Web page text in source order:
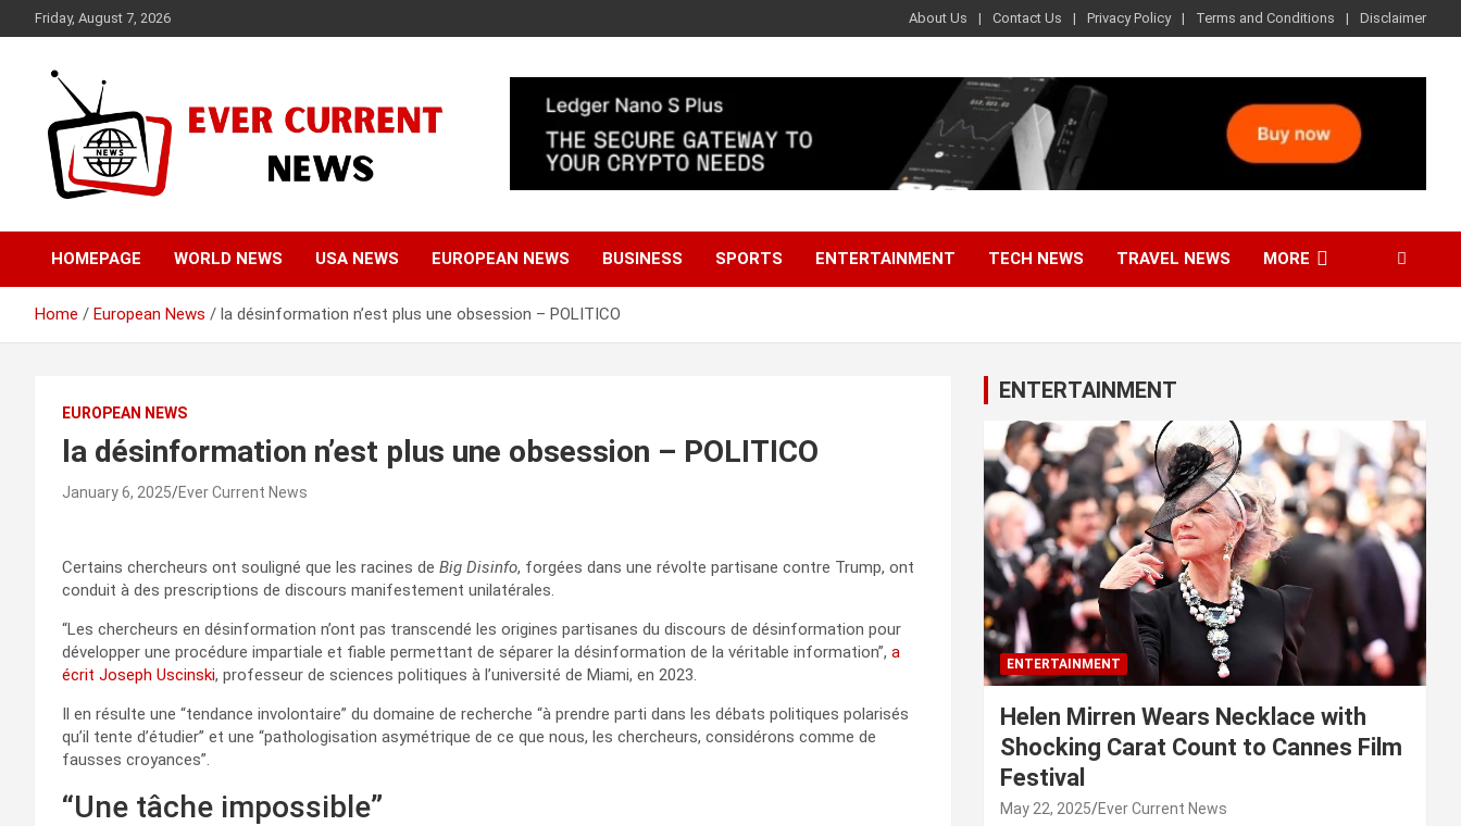
to
Friday, August 7, 2026 About Us Contact Us Privacy Policy Terms and Conditions Disclaimer
Ever Current News
HOMEPAGE WORLD NEWS USA NEWS EUROPEAN NEWS BUSINESS SPORTS ENTERTAINMENT TECH NEWS TRAVEL NEWS MORE
Home European News la désinformation n’est plus une obsession – POLITICO
EUROPEAN NEWS
la désinformation n’est plus une obsession – POLITICO
January 6, 2025 Ever Current News
Certains chercheurs ont souligné que les racines de Big Disinfo, forgées dans une révolte partisane contre Trump, ont
conduit à des prescriptions de discours manifestement unilatérales.
“Les chercheurs en désinformation n’ont pas transcendé les origines partisanes du discours de désinformation pour
développer une procédure impartiale et fiable permettant de séparer la désinformation de la véritable information”, a
écrit Joseph Uscinski, professeur de sciences politiques à l’université de Miami, en 2023.
Il en résulte une “tendance involontaire” du domaine de recherche “à prendre parti dans les débats politiques polarisés
qu’il tente d’étudier” et une “pathologisation asymétrique de ce que nous, les chercheurs, considérons comme de
fausses croyances”.
“Une tâche impossible”
ENTERTAINMENT
ENTERTAINMENT
Helen Mirren Wears Necklace with
Shocking Carat Count to Cannes Film
Festival
May 22, 2025 Ever Current News